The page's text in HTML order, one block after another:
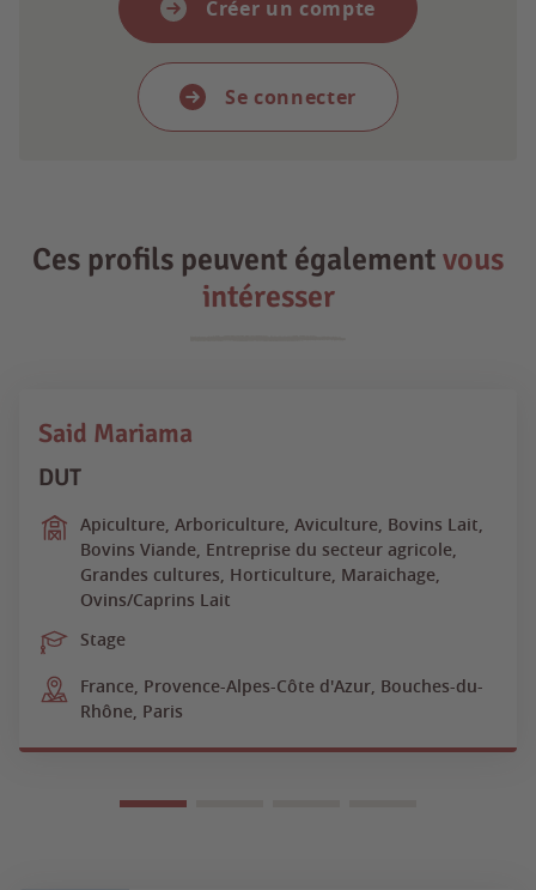
Créer un compte
Se connecter
Ces profils peuvent égalementvous
intéresser
Said Mariama
DUT
Apiculture, Arboriculture, Aviculture, Bovins Lait,
Bovins Viande, Entreprise du secteur agricole,
Grandes cultures, Horticulture, Maraichage,
Ovins/Caprins Lait
Stage
France, Provence-Alpes-Côte d'Azur, Bouches-du-
Rhône, Paris